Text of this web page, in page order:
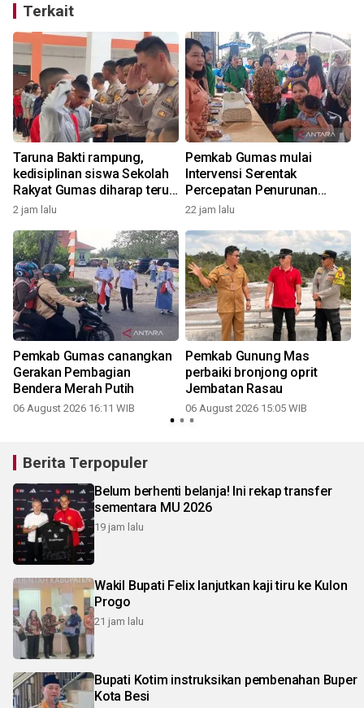
Terkait
Taruna Bakti rampung,
kedisiplinan siswa Sekolah
Rakyat Gumas diharap terus
terjaga
2 jam lalu
Pemkab Gumas mulai
Intervensi Serentak
Percepatan Penurunan
Stunting 2026
22 jam lalu
Pemkab Gumas canangkan
Gerakan Pembagian
Bendera Merah Putih
06 August 2026 16:11 WIB
Pemkab Gunung Mas
perbaiki bronjong oprit
Jembatan Rasau
06 August 2026 15:05 WIB
Berita Terpopuler
Belum berhenti belanja! Ini rekap transfer
sementara MU 2026
19 jam lalu
Wakil Bupati Felix lanjutkan kaji tiru ke Kulon
Progo
21 jam lalu
Bupati Kotim instruksikan pembenahan Buper
Kota Besi